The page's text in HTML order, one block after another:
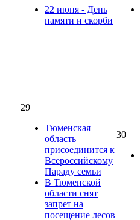
22 июня - День
памяти и скорби
29
Тюменская
область
присоединится к
Всероссийскому
Параду семьи
В Тюменской
области снят
запрет на
посещение лесов
30